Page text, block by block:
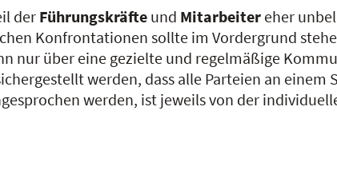
der Führungskräfte und Mitarbeiter eher
Konfrontationen sollte im Vordergrund
nur über eine gezielte und regelmäßige
werden, dass alle Parteien an einem
werden, ist jeweils von der